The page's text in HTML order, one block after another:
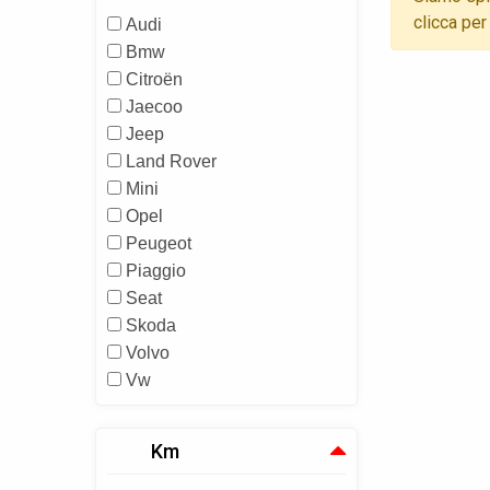
Audi
Bmw
Citroën
Jaecoo
Jeep
Land Rover
Mini
Opel
Peugeot
Piaggio
Seat
Skoda
Volvo
Vw
Km
clicca